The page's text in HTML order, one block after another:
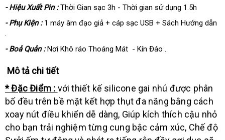
- Hiệu Xuất Pin :Thời Gian sạc 3h - Thời gian sử dụng 1.5h
- Phụ Kiện :1 máy âm đạo giả + cáp sạc USB + Sách Hướng dẫn
.
- Boả Quản :Nơi Khô ráo Thoáng Mát - Kín Đáo .
Mô tả chi tiết
* Đặc Điểm : với thiết kế silicone gai nhú được phân
bố đều trên bề mặt kết hợp thụt đa năng bằng cách
xoay nút điều khiển dễ dàng, Giúp kích thích cậu nhỏ
cho bạn trải nghiệm từng cung bậc cảm xúc, Chế độ